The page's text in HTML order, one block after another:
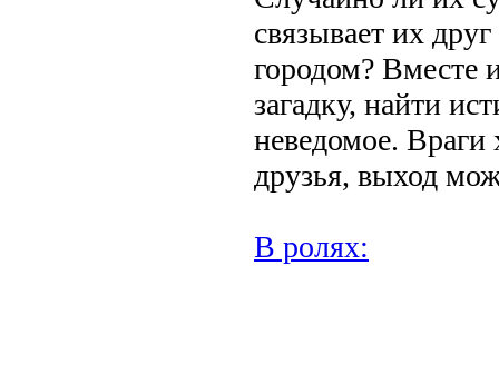
связывает их
городом? Вместе
загадку, найти
неведомое. Враги
друзья, выход
В ролях: